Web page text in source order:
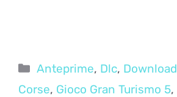
Categorie
Anteprime, Dlc, Download
Corse, Gioco Gran Turismo 5,